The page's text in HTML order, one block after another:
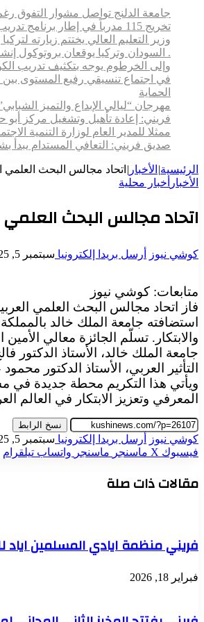
جامعة الدلنج تواصل مشوار التفوق
تخريج 115 مدرباً في إطار برنامج تدريب المدربين بمحلية جبل أولياء
وزير التعليم العالي يختتم زيارته
. السودان وتركيا يوقعان بروتوكول إنشاء
وإلى الخرطوم يوجه بتكثيف تدريب
في اجتماع تنسيقي رفيع المستوى بين
الحماية
مهرجان “ليالي الإبداع والتميز
فريني: إعادة تأهيل وتشغيل مركز أبو
ممثلا للمدير العام لوزارة التنمية
صديق فريني: التعافي المستدام يبدأ
الرئيسية| الأخبار | اتحاد مجالس البحث العلمي
الأخبار أخبار محلية
اتحاد مجالس البحث العلمي
كوشي نيوز أرسل بريدا إلكترونيا سبتمبر 5, 2025
متابعات: كوشي نيوز
استضافته جامعة الملك خالد
والابتكار. تسلّم الجائزة معالي
جامعة الملك خالد، الأستاذ الدكتور
التأثير العربي، الأستاذ الدكتور
ويأتي هذا التكريم محطة جديدة في
المعرفي وتعزيز الابتكار في العالم
نسخ الرابط
كوشي نيوز أرسل بريدا إلكترونيا سبتمبر 5, 2025
فيسبوك ‫X ماسنجر ماسنجر واتساب تيلقرام
مقالات ذات صلة
فريني منظمة ايادي المسلمين اياد
فبراير 18, 2026